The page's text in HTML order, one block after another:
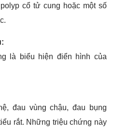
cổ tử cung hoặc một số
là biểu hiện điển hình của
đau vùng chậu, đau bụng
rắt. Những triệu chứng này